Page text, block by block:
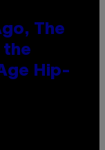
The
the
Hip-